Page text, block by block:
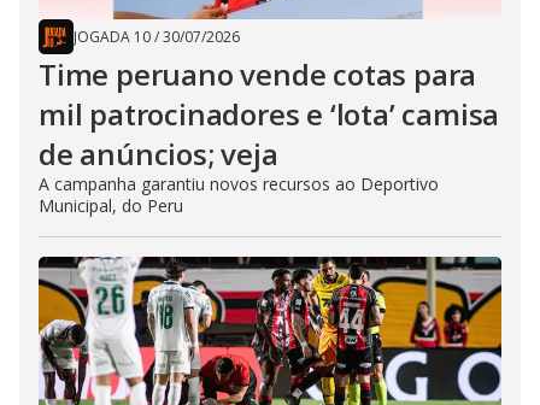
JOGADA 10/30/07/2026
Time peruano vende cotas para
mil patrocinadores e ‘lota’ camisa
de anúncios; veja
A campanha garantiu novos recursos ao Deportivo
Municipal, do Peru